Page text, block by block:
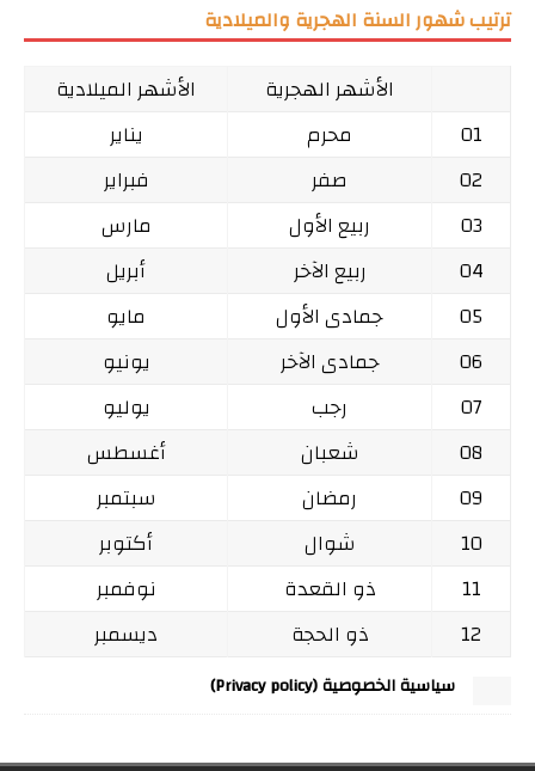
ترتيب شهور السنة الهجرية والميلادية
الأشهر الهجرية
الأشهر الميلادية
01
محرم
يناير
02
صفر
فبراير
03
ربيع الأول
مارس
04
ربيع الآخر
أبريل
05
جمادى الأول
مايو
06
جمادى الآخر
يونيو
07
رجب
يوليو
08
شعبان
أغسطس
09
رمضان
سبتمبر
10
شوال
أكتوبر
11
ذو القعدة
نوفمبر
12
ذو الحجة ديسمبر
سياسية الخصوصية (Privacy policy)